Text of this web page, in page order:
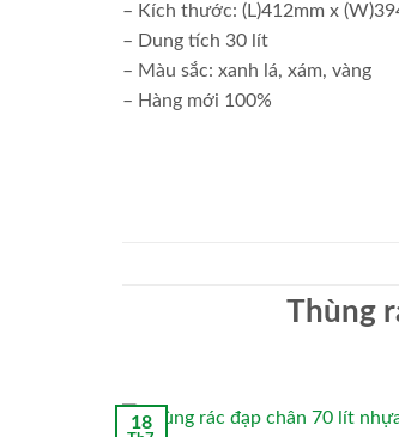
– Kích thước: (L)412mm x
– Dung tích 30 lít
– Màu sắc: xanh lá, xám, vàng
– Hàng mới 100%
Thùng
18